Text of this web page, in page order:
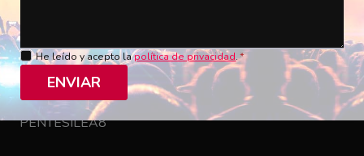
El Barrio – Arte
ES, Madrid, Palacio de los Deportes
13/01/2012
PENTESILEA8
He leído y acepto lapolítica de privacidad.*
ENVIAR